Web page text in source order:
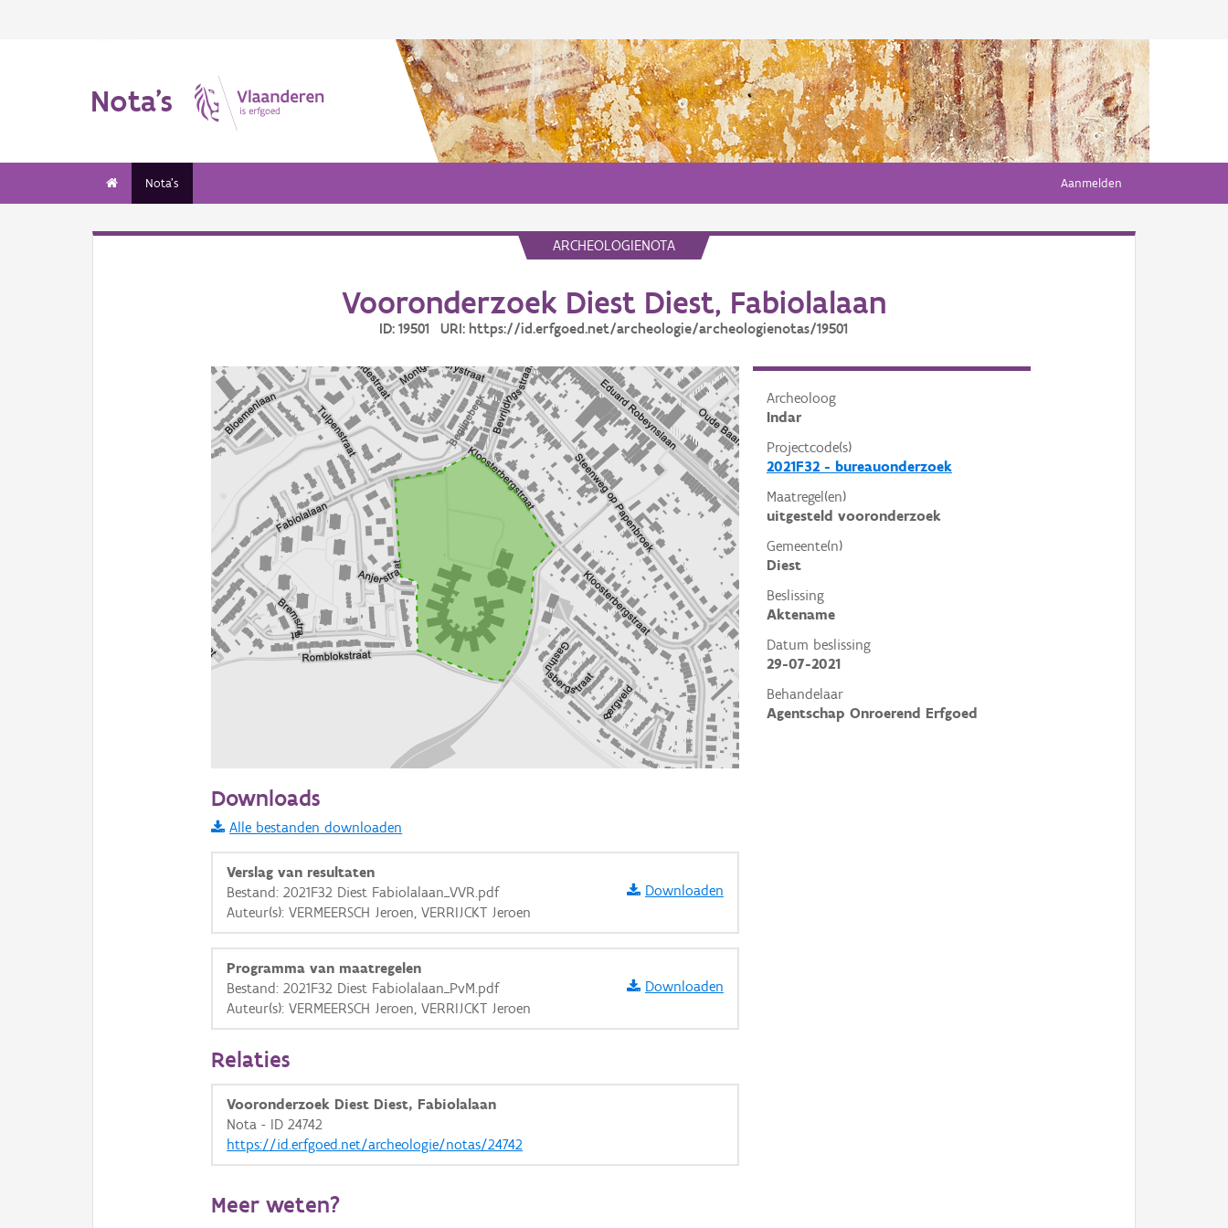
Nota's
Nota's Aanmelden
ARCHEOLOGIENOTA
Vooronderzoek Diest Diest, Fabiolalaan
ID: 19501 URI: https://id.erfgoed.net/archeologie/archeologienotas/19501
Archeoloog
Indar
Projectcode(s)
2021F32 - bureauonderzoek
Maatregel(en)
uitgesteld vooronderzoek
Gemeente(n)
Diest
Beslissing
Aktename
Datum beslissing
29-07-2021
Behandelaar
Agentschap Onroerend Erfgoed
Informatie Vlaanderen
i
+ −
Basis Lagen
Ortho
GRB-Basiskaart
Downloads
Alle bestanden downloaden
Verslag van resultaten
Bestand: 2021F32 Diest Fabiolalaan_VVR.pdf
Auteur(s): VERMEERSCH Jeroen, VERRIJCKT Jeroen
Downloaden
Programma van maatregelen
Bestand: 2021F32 Diest Fabiolalaan_PvM.pdf
Auteur(s): VERMEERSCH Jeroen, VERRIJCKT Jeroen
Downloaden
Relaties
Vooronderzoek Diest Diest, Fabiolalaan
Nota - ID 24742
https://id.erfgoed.net/archeologie/notas/24742
Meer weten?